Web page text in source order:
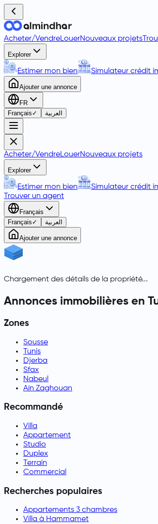
Acheter/VendreLouerNouveaux projets
Explorer
Estimer mon bien Simulateur crédit
Ajouter une annonce
FR
Français ✓ العربية
Acheter/VendreLouerNouveaux projets
Explorer
Estimer mon bien Simulateur crédit
Trouver un agent
Français
Français ✓ العربية
Ajouter une annonce
Chargement des détails de la propriété...
Annonces immobilières en
Zones
Sousse
Tunis
Djerba
Sfax
Nabeul
Aïn Zaghouan
Recommandé
Villa
Appartement
Studio
Duplex
Terrain
Commercial
Recherches populaires
Appartements 3 chambres
Villa à Hammamet